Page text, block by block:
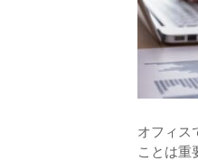
オフィス
ことは重